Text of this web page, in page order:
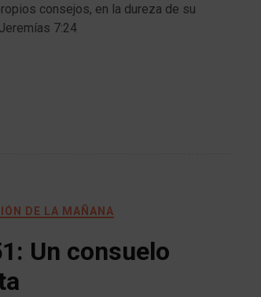
consejos, en la dureza de su
7:24
DE LA MAÑANA
Un consuelo